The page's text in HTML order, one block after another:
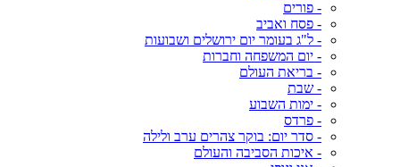
- פורים
- פסח ואביב
- ל"ג בעומר יום ירושלים ושבועות
- יום המשפחה וחברות
- בריאת העולם
- שבת
- ימות השבוע
- פרדס
- סדר יום: בוקר צהרים ערב ולילה
- איכות הסביבה והעולם